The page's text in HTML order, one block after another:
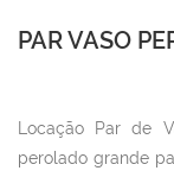
PAR VASO
Locação Par de
perolado grande